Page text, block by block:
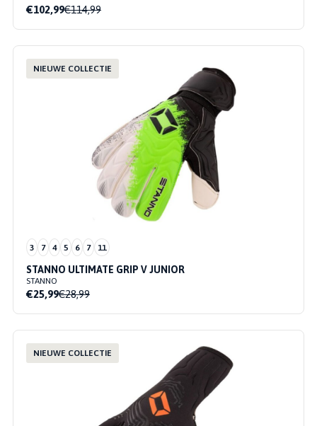
€102,99€114,99
NIEUWE COLLECTIE
3 7 4 5 6 7 11
STANNO ULTIMATE GRIP V JUNIOR
STANNO
€25,99€28,99
NIEUWE COLLECTIE